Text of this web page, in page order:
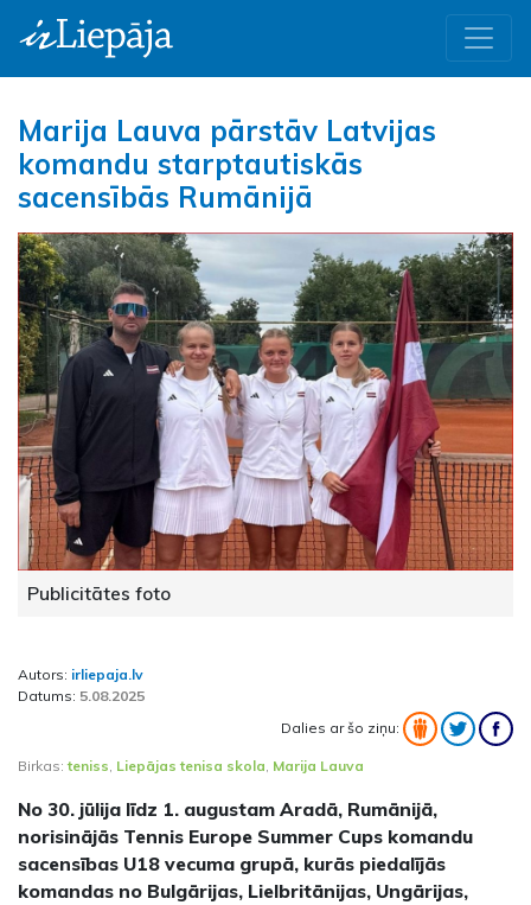
Marija Lauva pārstāv Latvijas
komandu starptautiskās
sacensībās Rumānijā
Publicitātes foto
Autors: irliepaja.lv
Datums: 5.08.2025
Dalies ar šo ziņu:
Birkas:teniss, Liepājas tenisa skola, Marija Lauva
No 30. jūlija līdz 1. augustam Aradā, Rumānijā,
norisinājās Tennis Europe Summer Cups komandu
sacensības U18 vecuma grupā, kurās piedalījās
komandas no Bulgārijas, Lielbritānijas, Ungārijas,